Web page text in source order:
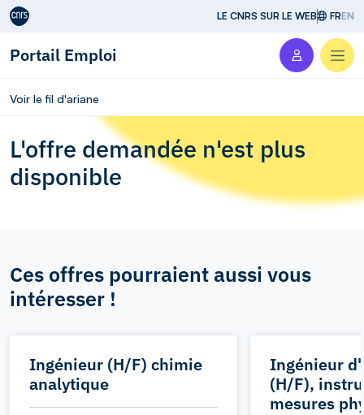
Aller au contenu LE CNRS SUR LE WEB FREN
Portail Emploi
Voir le fil d'ariane
L'offre demandée n'est plus
disponible
Ces offres pourraient aussi vous
intéresser !
Ingénieur (H/F) chimie
analytique
Ingénieur
(H/F),
mesures